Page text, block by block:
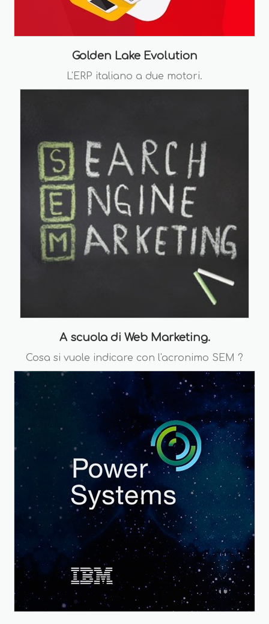
Golden Lake Evolution
L'ERP italiano a due motori.
A scuola di Web Marketing.
Cosa si vuole indicare con l'acronimo SEM ?